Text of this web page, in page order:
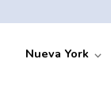
Nueva York